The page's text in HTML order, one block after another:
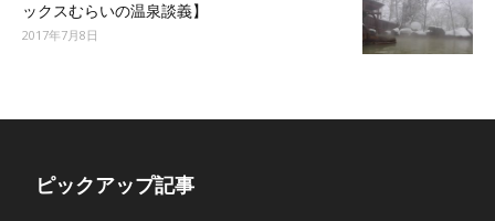
ックスむらいの温泉談義】
2017年7月8日
ピックアップ記事